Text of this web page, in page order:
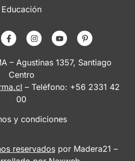
Educación
– Agustinas 1357, Santiago
Centro
– Teléfono: +56 2331 42
00
y condiciones
reservadospor Madera21 –